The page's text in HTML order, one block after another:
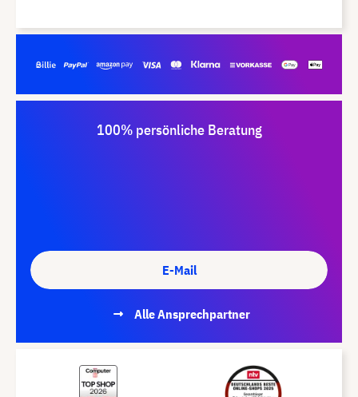
100% persönliche Beratung
E-Mail
Alle Ansprechpartner